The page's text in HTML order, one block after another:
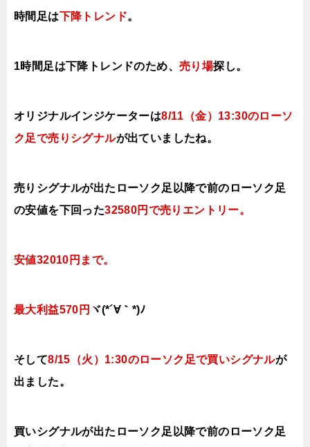
時間足は下降トレンド。
1時間足は下降トレンドのため、 売り場探し。
オリジナルインジケーターは8/11（金）13:30のローソ
ク足で売りシグナルが出ていましたね。
売りシグナルが出たローソク足以降で前の ローソク足
の安値を下回った32580円で売りエントリー。
安値32010円まで。
最大利益570円 ヾ(*´∀｀*)ﾉ
そして8/15（火 ）1:30のローソク足で買いシグナルが
出ました。
買いシグナルが出たローソク足以降で前の ローソク足